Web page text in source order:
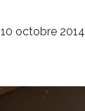
10 octobre 2014